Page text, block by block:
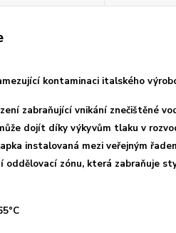
kontaminaci italského
zabraňující vnikání znečištěné
dojít díky výkyvům tlaku v
instalovaná mezi veřejným
zónu, která zabraňuje